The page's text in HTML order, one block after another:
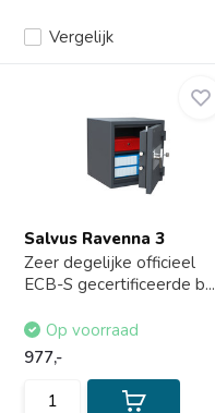
Vergelijk
Salvus Ravenna 3
Zeer degelijke officieel
ECB-S gecertificeerde b...
Op voorraad
977,-